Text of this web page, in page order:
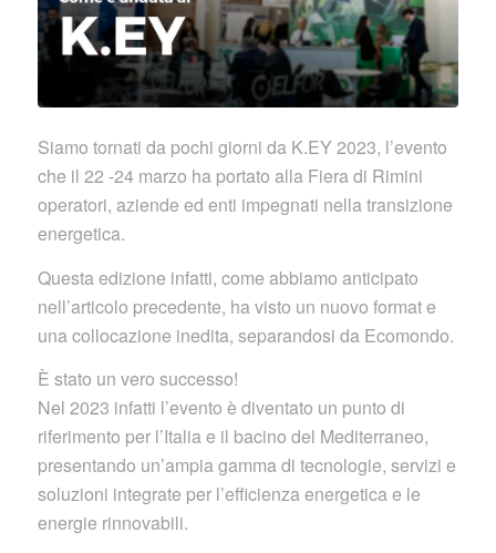
Siamo tornati da pochi giorni da K.EY 2023, l’evento
che il 22 -24 marzo ha portato alla Fiera di Rimini
operatori, aziende ed enti impegnati nella transizione
energetica.
Questa edizione infatti, come abbiamo anticipato
nell’articolo precedente, ha visto un nuovo format e
una collocazione inedita, separandosi da Ecomondo.
È stato un vero successo!
Nel 2023 infatti l’evento è diventato un punto di
riferimento per l’Italia e il bacino del Mediterraneo,
presentando un’ampia gamma di tecnologie, servizi e
soluzioni integrate per l’efficienza energetica e le
energie rinnovabili.